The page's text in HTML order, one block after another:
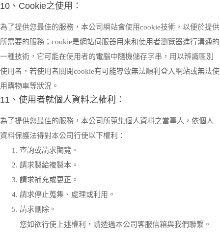
10、Cookie之使用：
為了提供您最佳的服務，本公司網站會使用cookie技術，以便於提供
所需要的服務；cookie是網站伺服器用來和使用者瀏覽器進行溝通的
一種技術，它可能在使用者的電腦中隨機儲存字串，用以辨識區別
使用者，若使用者關閉cookie有可能導致無法順利登入網站或無法使
用購物車等狀況。
11、使用者就個人資料之權利：
為了提供您最佳的服務，本公司所蒐集個人資料之當事人，依個人
資料保護法得對本公司行使以下權利：
查詢或請求閱覽。
請求製給複製本。
請求補充或更正。
請求停止蒐集、處理或利用。
請求刪除。
您如欲行使上述權利，請透過本公司客服信箱與我們聯繫。